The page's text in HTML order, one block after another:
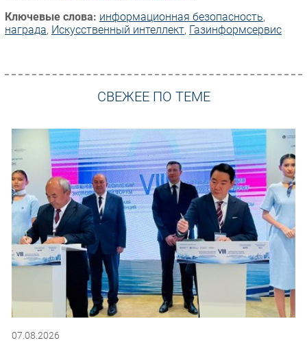
Ключевые слова: информационная безопасность,
награда, Искусственный интеллект, Газинформсервис
СВЕЖЕЕ ПО ТЕМЕ
07.08.2026